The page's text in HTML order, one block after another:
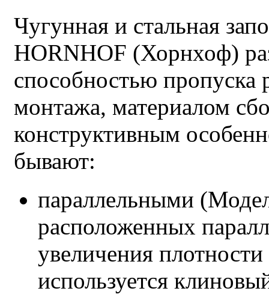
Чугунная и стальная
HORNHOF (Хорнхоф)
способностью пропуска
монтажа, материалом
конструктивным
бывают:
параллельными
расположенных
увеличения плотности
используется